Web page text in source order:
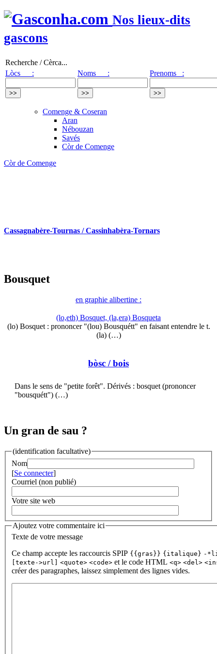
Nos lieux-dits
gascons
Recherche / Cèrca...
Lòcs :
Noms : Prenoms :
Comenge & Coseran
Aran
Nébouzan
Savés
Còr de Comenge
Còr de Comenge
Cassagnabère-Tournas / Cassinhabèra-Tornars
Bousquet
en graphie alibertine :
(lo,eth) Bosquet, (la,era) Bosqueta
(lo) Bosquet : prononcer "(lou) Bousquétt" en faisant entendre le t.
(la) (…)
bòsc / bois
Dans le sens de "petite forêt". Dérivés : bosquet (prononcer
"bousquétt") (…)
Un gran de sau ?
(identification facultative)
Nom
[Se connecter]
Courriel (non publié)
Votre site web
Ajoutez votre commentaire ici
Texte de votre message
Ce champ accepte les raccourcis SPIP {{gras}} {italique} -
[texte->url]
<quote> <code> et le code HTML <q> <del>
créer des paragraphes, laissez simplement des lignes vides.